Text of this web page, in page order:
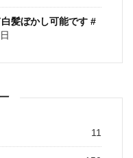
髪ぼかし可能です #
11